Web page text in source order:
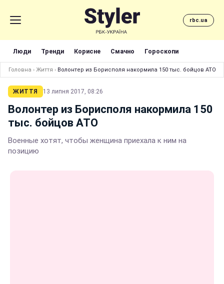
rbc.ua
Люди Тренди Корисне Смачно Гороскопи
Головна › Життя › Волонтер из Борисполя накормила 150 тыс. бойцов АТО
ЖИТТЯ 13 липня 2017, 08:26
Волонтер из Борисполя накормила 150
тыс. бойцов АТО
Военные хотят, чтобы женщина приехала к ним на
позицию